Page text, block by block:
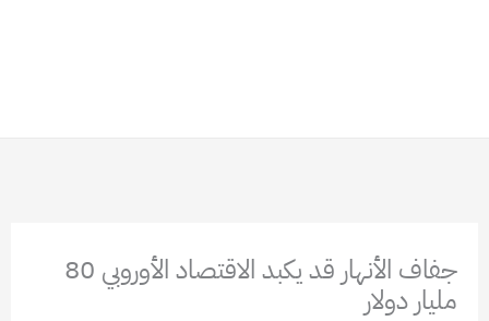
جفاف الأنهار قد يكبد الاقتصاد الأوروبي 80
مليار دولار